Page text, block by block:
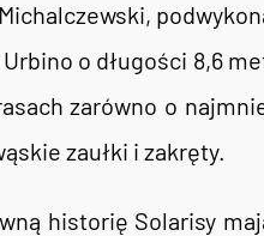
o długości 8,6
zarówno o
zaułki i zakręty.
historię Solarisy